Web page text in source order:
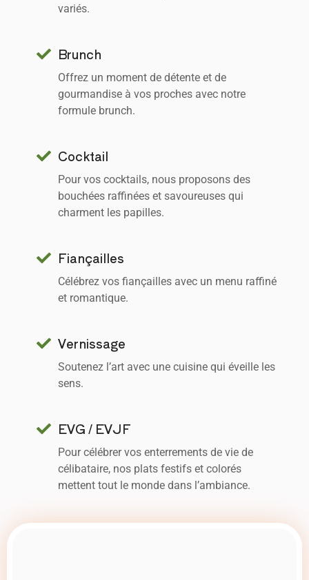
variés.
Brunch
Offrez un moment de détente et de
gourmandise à vos proches avec notre
formule brunch.
Cocktail
Pour vos cocktails, nous proposons des
bouchées raffinées et savoureuses qui
charment les papilles.
Fiançailles
Célébrez vos fiançailles avec un menu raffiné
et romantique.
Vernissage
Soutenez l’art avec une cuisine qui éveille les
sens.
EVG / EVJF
Pour célébrer vos enterrements de vie de
célibataire, nos plats festifs et colorés
mettent tout le monde dans l’ambiance.